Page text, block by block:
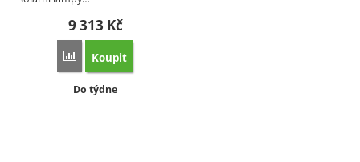
9 313 Kč
Přidat 'Stožár pro veřejné osvětlení - 5 m' k porovnání
Koupit
Dostupnost:
Do týdne